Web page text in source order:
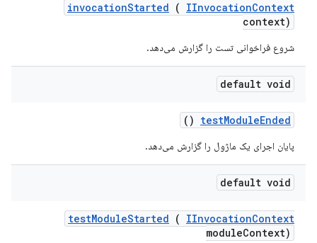
invocationStarted ( IInvocationContext
context)
شروع فراخوانی تست را گزارش می‌دهد.
default void
testModuleEnded
()
پایان اجرای یک ماژول را گزارش می‌دهد.
default void
testModuleStarted ( IInvocationContext
moduleContext)